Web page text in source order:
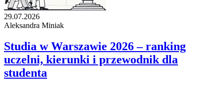
29.07.2026
Aleksandra Miniak
Studia w Warszawie 2026 – ranking
uczelni, kierunki i przewodnik dla
studenta